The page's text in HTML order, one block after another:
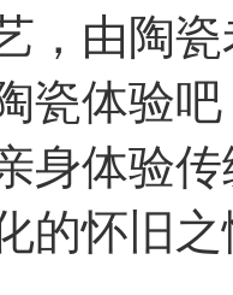
，由陶
瓷体验
身体验
的怀旧